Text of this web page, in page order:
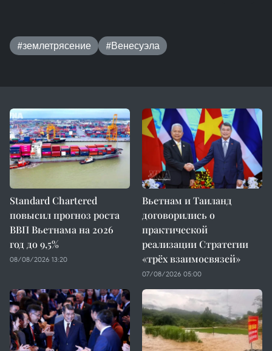
#землетрясение #Венесуэла
Standard Chartered
повысил прогноз роста
ВВП Вьетнама на 2026
год до 9,5%
08/08/2026 13:20
Вьетнам и Таиланд
договорились о
практической
реализации Стратегии
«трёх взаимосвязей»
07/08/2026 05:00